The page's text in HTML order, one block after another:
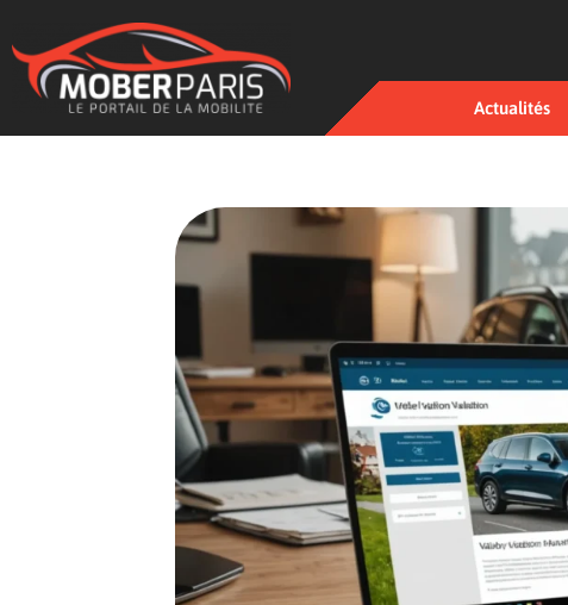
Actualités